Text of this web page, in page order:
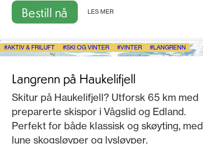
Bestill nå LES MER
AKTIV & FRILUFT SKI OG VINTER VINTER LANGRENN
Langrenn på Haukelifjell
Skitur på Haukelifjell? Utforsk 65 km med
preparerte skispor i Vågslid og Edland.
Perfekt for både klassisk og skøyting, med
lune skogsløyper og lysløyper.